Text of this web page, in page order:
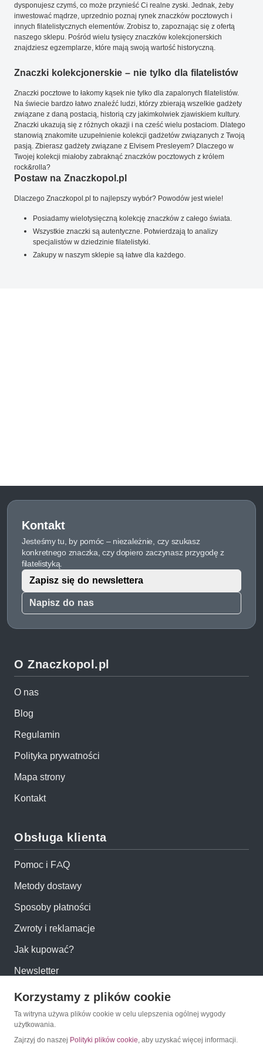
dysponujesz czymś, co może przynieść Ci realne zyski. Jednak, żeby
inwestować mądrze, uprzednio poznaj rynek znaczków pocztowych i
innych filatelistycznych elementów. Zrobisz to, zapoznając się z ofertą
naszego sklepu. Pośród wielu tysięcy znaczków kolekcjonerskich
znajdziesz egzemplarze, które mają swoją wartość historyczną.
Znaczki kolekcjonerskie – nie tylko dla filatelistów
Znaczki pocztowe to łakomy kąsek nie tylko dla zapalonych filatelistów.
Na świecie bardzo łatwo znaleźć ludzi, którzy zbierają wszelkie gadżety
związane z daną postacią, historią czy jakimkolwiek zjawiskiem kultury.
Znaczki ukazują się z różnych okazji i na cześć wielu postaciom. Dlatego
stanowią znakomite uzupełnienie kolekcji gadżetów związanych z Twoją
pasją. Zbierasz gadżety związane z Elvisem Presleyem? Dlaczego w
Twojej kolekcji miałoby zabraknąć znaczków pocztowych z królem
rock&rolla?
Postaw na Znaczkopol.pl
Dlaczego Znaczkopol.pl to najlepszy wybór? Powodów jest wiele!
Posiadamy wielotysięczną kolekcję znaczków z całego świata.
Wszystkie znaczki są autentyczne. Potwierdzają to analizy
specjalistów w dziedzinie filatelistyki.
Zakupy w naszym sklepie są łatwe dla każdego.
Kontakt
Jesteśmy tu, by pomóc – niezależnie, czy szukasz
konkretnego znaczka, czy dopiero zaczynasz przygodę z
filatelistyką.
Napisz do nas
Zapisz się do newslettera
O Znaczkopol.pl
O nas
Blog
Regulamin
Polityka prywatności
Mapa strony
Kontakt
Obsługa klienta
Pomoc i FAQ
Metody dostawy
Sposoby płatności
Zwroty i reklamacje
Jak kupować?
Newsletter
Konto
Moje konto
Korzystamy z plików cookie
Ta witryna używa plików cookie w celu ulepszenia ogólnej wygody
użytkowania.
Zajrzyj do naszej Polityki plików cookie, aby uzyskać więcej informacji.